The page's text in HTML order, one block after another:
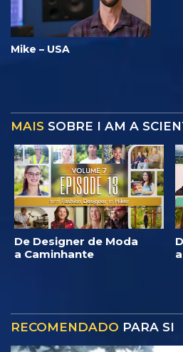
Mike – USA
MAIS SOBRE I AM A
De Designer de Moda
a Caminhante
RECOMENDADO PARA SI